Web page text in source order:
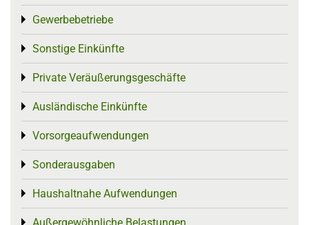
Gewerbebetriebe
Toggle menu
Sonstige Einkünfte
Toggle menu
Private Veräußerungsgeschäfte
Toggle menu
Ausländische Einkünfte
Toggle menu
Vorsorgeaufwendungen
Toggle menu
Sonderausgaben
Toggle menu
Haushaltnahe Aufwendungen
Toggle menu